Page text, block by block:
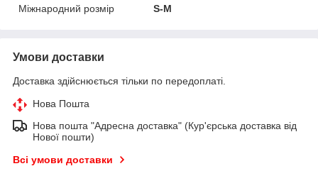
Міжнародний розмір
S-M
Умови доставки
Доставка здійснюється тільки по передоплаті.
Нова Пошта
Нова пошта "Адресна доставка" (Кур'єрська доставка від
Нової пошти)
Всі умови доставки